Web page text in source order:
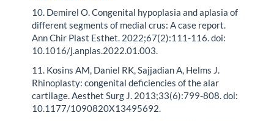
10. Demirel O. Congenital hypoplasia and aplasia of
different segments of medial crus: A case report.
Ann Chir Plast Esthet. 2022;67(2):111-116. doi:
10.1016/j.anplas.2022.01.003.
11. Kosins AM, Daniel RK, Sajjadian A, Helms J.
Rhinoplasty: congenital deficiencies of the alar
cartilage. Aesthet Surg J. 2013;33(6):799-808. doi:
10.1177/1090820X13495692.